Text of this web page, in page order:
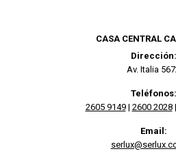
CASA CENTRAL
Dirección:
Av. Italia
Teléfonos:
2605 9149| 2600 2028|
Email: